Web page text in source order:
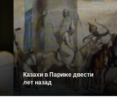
Казахи в Париже двести
лет назад